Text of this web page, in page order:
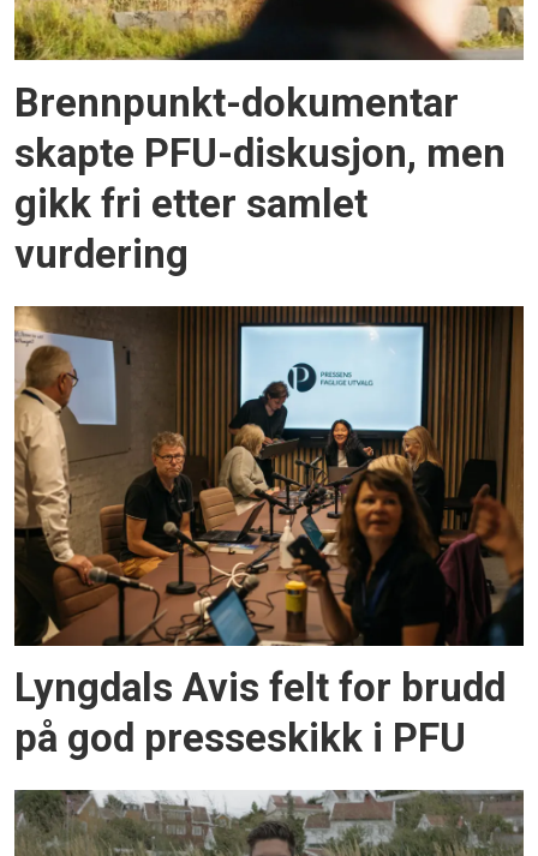
Brennpunkt-dokumentar
skapte PFU-diskusjon, men
gikk fri etter samlet
vurdering
Lyngdals Avis felt for brudd
på god presseskikk i PFU